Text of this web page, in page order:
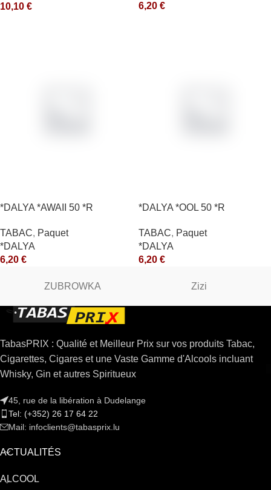
10,10 €
6,20 €
*DALYA *AWAII 50 *R
TABAC, Paquet
*DALYA
6,20 €
*DALYA *OOL 50 *R
TABAC, Paquet
*DALYA
6,20 €
ZUBROWKA Zizi
TabasPRIX : Qualité et Meilleur Prix sur vos produits Tabac,
Cigarettes, Cigares et une Vaste Gamme d'Alcools incluant
Whisky, Gin et autres Spiritueux
45, rue de la libération à Dudelange
Tel: (+352) 26 17 64 22
Mail: infoclients@tabasprix.lu
ACTUALITÉS
ALCOOL